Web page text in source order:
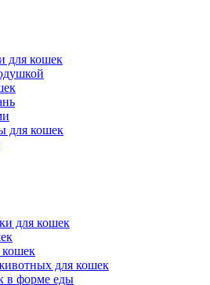
для кошек
для кошек
для кошек
кошек
для кошек
в форме еды